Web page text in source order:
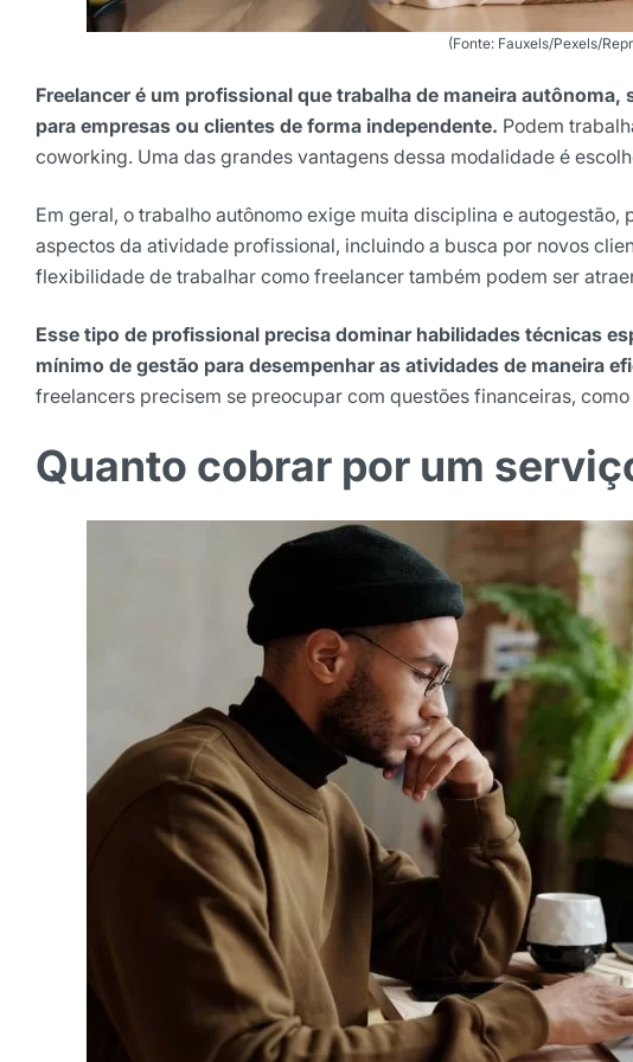
(Fonte: Fauxels/Pexels/
Freelancer é um profissional que trabalha de maneira
para empresas ou clientes de forma independente. Podem
coworking. Uma das grandes vantagens dessa modalidade é
Em geral, o trabalho autônomo exige muita disciplina e
aspectos da atividade profissional, incluindo a busca por novos
flexibilidade de trabalhar como freelancer também podem ser
Esse tipo de profissional precisa dominar habilidades técnicas
mínimo de gestão para desempenhar as atividades de maneira
freelancers precisem se preocupar com questões financeiras,
Quanto cobrar por um